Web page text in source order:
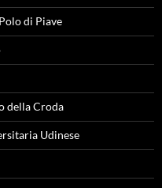
di Piave
della Croda
Udinese